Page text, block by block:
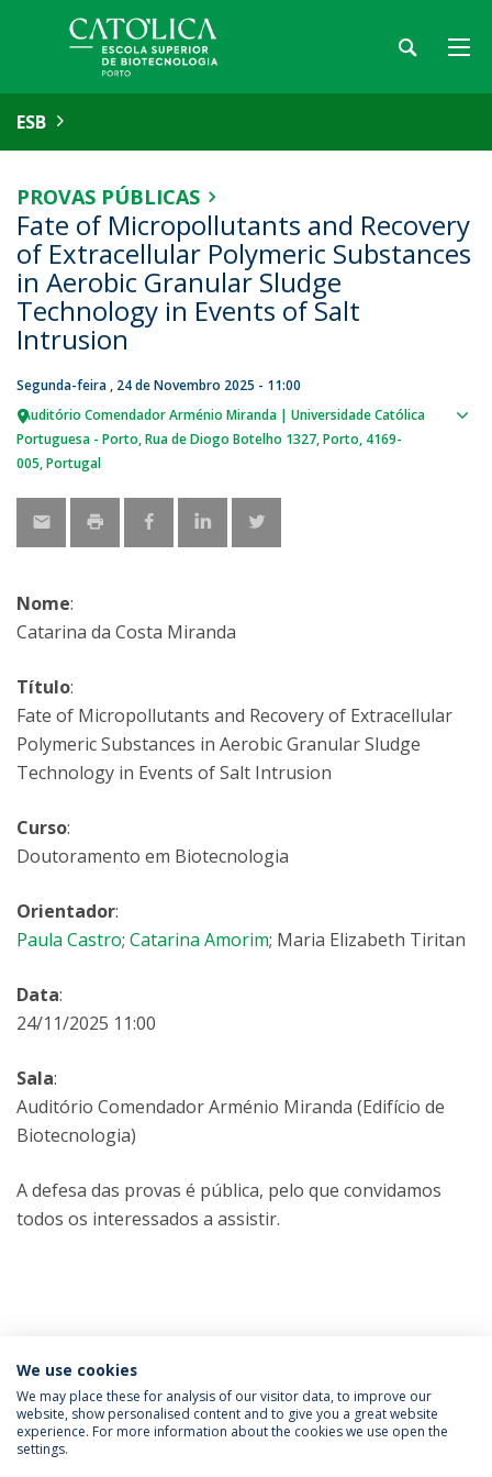
ESB
PROVAS PÚBLICAS
Fate of Micropollutants and Recovery
of Extracellular Polymeric Substances
in Aerobic Granular Sludge
Technology in Events of Salt
Intrusion
Segunda-feira , 24 de Novembro 2025 - 11:00
Auditório Comendador Arménio Miranda | Universidade Católica
Portuguesa - Porto Rua de Diogo Botelho 1327 Porto 4169-
005 Portugal
Nome:
Catarina da Costa Miranda
Título:
Fate of Micropollutants and Recovery of Extracellular
Polymeric Substances in Aerobic Granular Sludge
Technology in Events of Salt Intrusion
Curso:
Doutoramento em Biotecnologia
Orientador:
Paula Castro; Catarina Amorim; Maria Elizabeth Tiritan
Data:
24/11/2025 11:00
Sala:
Auditório Comendador Arménio Miranda (Edifício de
Biotecnologia)
A defesa das provas é pública, pelo que convidamos
todos os interessados a assistir.
Ph.D. in Biotechnology
Política de Privacidade
Termos & Condições
We use cookies
We may place these for analysis of our visitor data, to improve our
website, show personalised content and to give you a great website
experience. For more information about the cookies we use open the
settings.